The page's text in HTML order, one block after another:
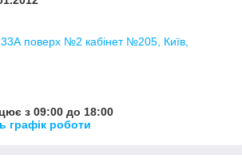
поверх №2 кабінет №205, Київ,
з 09:00 до 18:00
графік роботи